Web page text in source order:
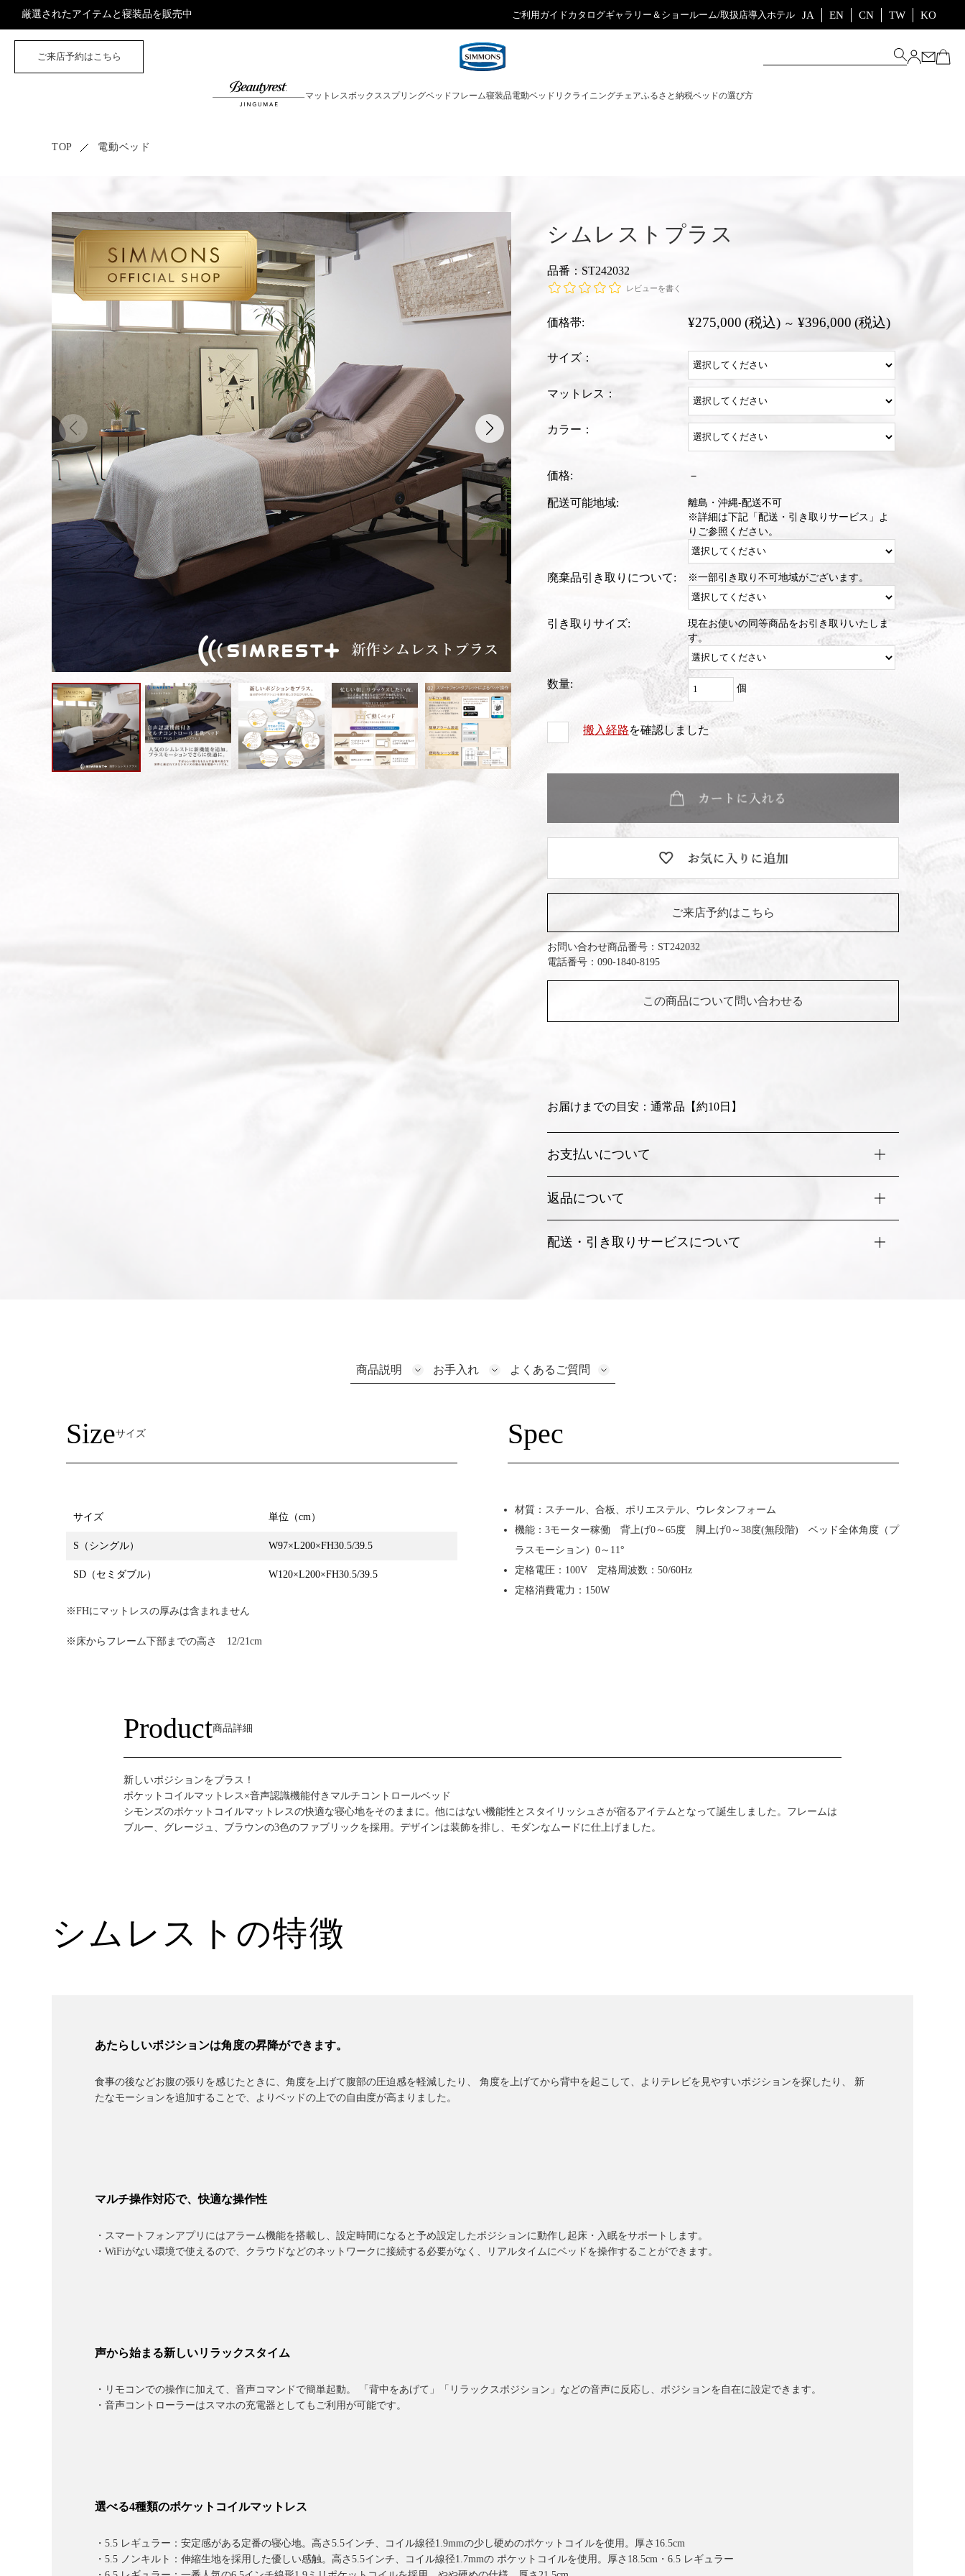
厳選されたアイテムと寝装品を販売中 ご利用ガイドカタログギャラリー＆ショールーム/取扱店導入ホテル JA EN CN TW KO
ご来店予約はこちら
マットレス ボックススプリングベッドフレーム寝装品電動ベッド リクライニングチェアふるさと納税ベッドの選び方
TOP 電動ベッド
シムレストプラス
品番：ST242032
レビューを書く
価格帯: ¥275,000 (税込) ～ ¥396,000 (税込)
サイズ：
マットレス：
カラー：
価格: －
配送可能地域:
離島・沖縄-配送不可
※詳細は下記「配送・引き取りサービス」よ
りご参照ください。
廃棄品引き取りについて: ※一部引き取り不可地域がございます。
引き取りサイズ:
現在お使いの同等商品をお引き取りいたしま
す。
数量: 個
搬入経路を確認しました
ご来店予約はこちら
お問い合わせ商品番号： ST242032
電話番号：090-1840-8195
この商品について問い合わせる
お届けまでの目安：通常品【約10日】
お支払いについて
各種クレジットカード、楽天Pay、PayPay、AmazonPay銀行振込にてお
承りしております。
返品について
お届け商品がご注文商品と異なっていたり、不良品または破損・汚れ等
の場合以外のお客様都合での返品・交換は承りかねます。
配送・引き取りサービスについて
商品説明 お手入れ よくあるご質問
Sizeサイズ
サイズ 単位（cm）
S （シングル） W97×L200×FH30.5/39.5
SD （セミダブル） W120×L200×FH30.5/39.5
※FHにマットレスの厚みは含まれません
※床からフレーム下部までの高さ 12/21cm
Spec
材質：スチール、合板、ポリエステル、ウレタンフォーム
機能：3モーター稼働 背上げ0～65度 脚上げ0～38度(無段階) ベッド全体角度（プ
ラスモーション）0～11°
定格電圧：100V 定格周波数：50/60Hz
定格消費電力：150W
Product商品詳細
新しいポジションをプラス！
ポケットコイルマットレス×音声認識機能付きマルチコントロールベッド
シモンズのポケットコイルマットレスの快適な寝心地をそのままに。他にはない機能性とスタイリッシュさが宿るアイテムとなって誕生しました。フレームは
ブルー、グレージュ、ブラウンの3色のファブリックを採用。デザインは装飾を排し、モダンなムードに仕上げました。
シムレストの特徴
あたらしいポジションは角度の昇降ができます。
食事の後などお腹の張りを感じたときに、角度を上げて腹部の圧迫感を軽減したり、 角度を上げてから背中を起こして、よりテレビを見やすいポジションを探したり、 新
たなモーションを追加することで、よりベッドの上での自由度が高まりました。
マルチ操作対応で、快適な操作性
・スマートフォンアプリにはアラーム機能を搭載し、設定時間になると予め設定したポジションに動作し起床・入眠をサポートします。
・WiFiがない環境で使えるので、クラウドなどのネットワークに接続する必要がなく、リアルタイムにベッドを操作することができます。
声から始まる新しいリラックスタイム
・リモコンでの操作に加えて、音声コマンドで簡単起動。 「背中をあげて」「リラックスポジション」などの音声に反応し、ポジションを自在に設定できます。
・音声コントローラーはスマホの充電器としてもご利用が可能です。
選べる4種類のポケットコイルマットレス
・5.5 レギュラー：安定感がある定番の寝心地。高さ5.5インチ、コイル線径1.9mmの少し硬めのポケットコイルを使用。厚さ16.5cm
・5.5 ノンキルト：伸縮生地を採用した優しい感触。高さ5.5インチ、コイル線径1.7mmの ポケットコイルを使用。厚さ18.5cm・6.5 レギュラー